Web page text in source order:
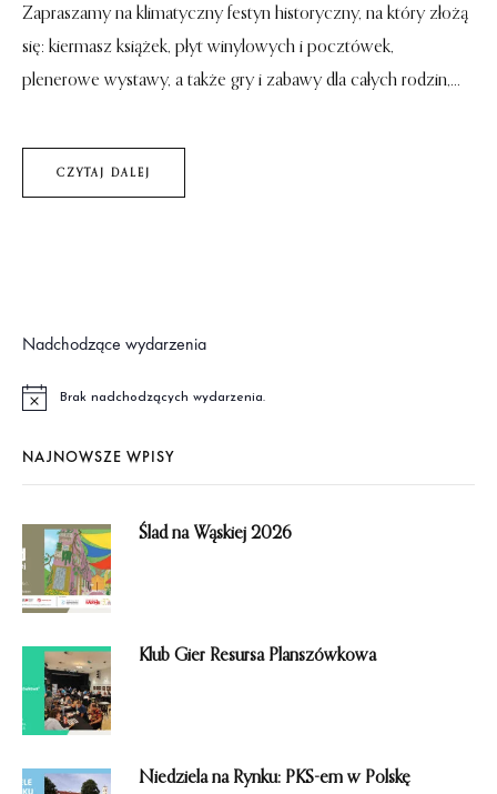
Zapraszamy na klimatyczny festyn historyczny, na który złożą
się: kiermasz książek, płyt winylowych i pocztówek,
plenerowe wystawy, a także gry i zabawy dla całych rodzin,...
CZYTAJ DALEJ
Nadchodzące wydarzenia
i
e
n
i
Brak nadchodzących wydarzenia.
NAJNOWSZE WPISY
Ślad na Wąskiej 2026
Klub Gier Resursa Planszówkowa
Niedziela na Rynku: PKS-em w Polskę